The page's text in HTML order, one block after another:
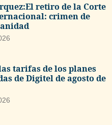
retiro de la Corte
crimen de
tarifas de los planes
de Digitel de agosto de